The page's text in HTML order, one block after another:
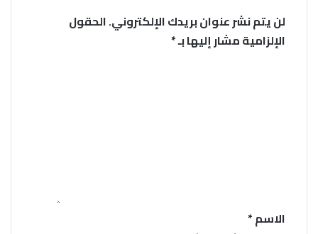
لن يتم نشر عنوان بريدك الإلكتروني.الحقول
الإلزامية مشار إليها بـ*
الاسم*